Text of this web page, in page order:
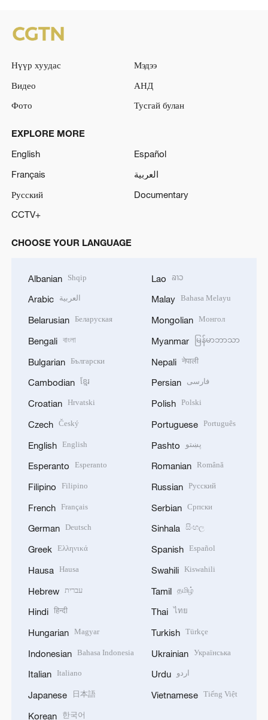
Нүүр хуудас
Мэдээ
Видео
АНД
Фото
Тусгай булан
EXPLORE MORE
English
Español
Français
العربية
Русский
Documentary
CCTV+
CHOOSE YOUR LANGUAGE
Albanian Shqip
Arabic العربية
Belarusian Беларуская
Bengali বাংলা
Bulgarian Български
Cambodian ខ្មែរ
Croatian Hrvatski
Czech Český
English English
Esperanto Esperanto
Filipino Filipino
French Français
German Deutsch
Greek Ελληνικά
Hausa Hausa
Hebrew עברית
Hindi हिन्दी
Hungarian Magyar
Indonesian Bahasa Indonesia
Italian Italiano
Japanese 日本語
Korean 한국어
Lao ລາວ
Malay Bahasa Melayu
Mongolian Монгол
Myanmar မြန်မာဘာသာ
Nepali नेपाली
Persian فارسی
Polish Polski
Portuguese Português
Pashto پښتو
Romanian Română
Russian Русский
Serbian Српски
Sinhala සිංහල
Spanish Español
Swahili Kiswahili
Tamil தமிழ்
Thai ไทย
Turkish Türkçe
Ukrainian Українська
Urdu اردو
Vietnamese Tiếng Việt